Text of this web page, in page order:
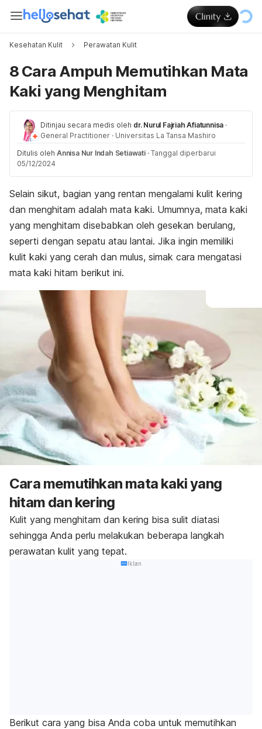
Kesehatan Kulit Perawatan Kulit
8 Cara Ampuh Memutihkan Mata
Kaki yang Menghitam
Ditinjau secara medis oleh dr. Nurul Fajriah Afiatunnisa ·
General Practitioner · Universitas La Tansa Mashiro
Ditulis oleh Annisa Nur Indah Setiawati · Tanggal diperbarui
05/12/2024
Selain sikut, bagian yang rentan mengalami kulit kering
dan menghitam adalah mata kaki. Umumnya, mata kaki
yang menghitam disebabkan oleh gesekan berulang,
seperti dengan sepatu atau lantai. Jika ingin memiliki
kulit kaki yang cerah dan mulus, simak cara mengatasi
mata kaki hitam berikut ini.
Cara memutihkan mata kaki yang
hitam dan kering
Kulit yang menghitam dan kering bisa sulit diatasi
sehingga Anda perlu melakukan beberapa langkah
perawatan kulit yang tepat.
Iklan
Berikut cara yang bisa Anda coba untuk memutihkan